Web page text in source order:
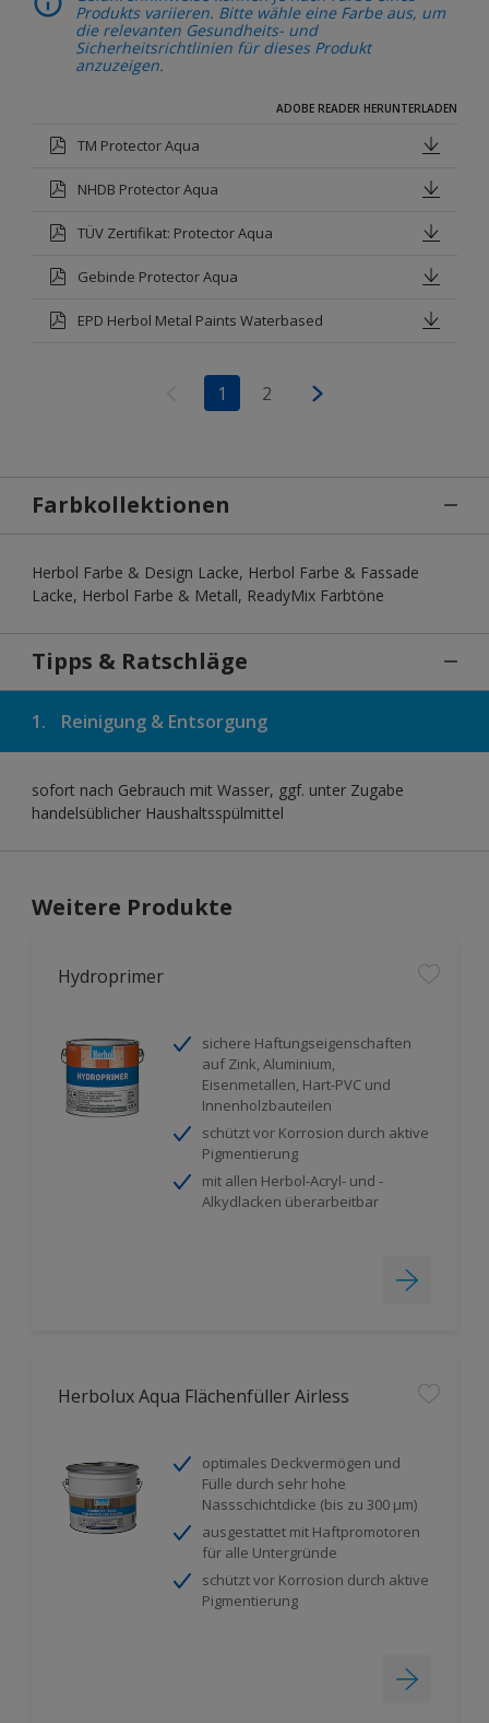
Produkts variieren. Bitte wähle eine Farbe aus, um
die relevanten Gesundheits- und
Sicherheitsrichtlinien für dieses Produkt
anzuzeigen.
ADOBE READER HERUNTERLADEN
TM Protector Aqua
NHDB Protector Aqua
TÜV Zertifikat: Protector Aqua
Gebinde Protector Aqua
EPD Herbol Metal Paints Waterbased
1 2
Farbkollektionen
Herbol Farbe & Design Lacke, Herbol Farbe & Fassade
Lacke, Herbol Farbe & Metall, ReadyMix Farbtöne
Tipps & Ratschläge
1. Reinigung & Entsorgung
sofort nach Gebrauch mit Wasser, ggf. unter Zugabe
handelsüblicher Haushaltsspülmittel
Weitere Produkte
Hydroprimer
sichere Haftungseigenschaften
auf Zink, Aluminium,
Eisenmetallen, Hart-PVC und
Innenholzbauteilen
schützt vor Korrosion durch aktive
Pigmentierung
mit allen Herbol-Acryl- und -
Alkydlacken überarbeitbar
Herbolux Aqua Flächenfüller Airless
optimales Deckvermögen und
Fülle durch sehr hohe
Nassschichtdicke (bis zu 300 µm)
ausgestattet mit Haftpromotoren
für alle Untergründe
schützt vor Korrosion durch aktive
Pigmentierung